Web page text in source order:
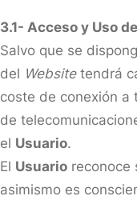
3.1- Acceso y Uso
Salvo que se
del Websitetendrá
coste de conexión a
de
el Usuario.
El Usuario reconoce
asimismo es